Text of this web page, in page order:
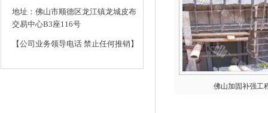
地址：佛山市顺德区龙江镇龙城皮布
交易中心B3座116号
【公司业务领导电话 禁止任何推销】
佛山加固补强工